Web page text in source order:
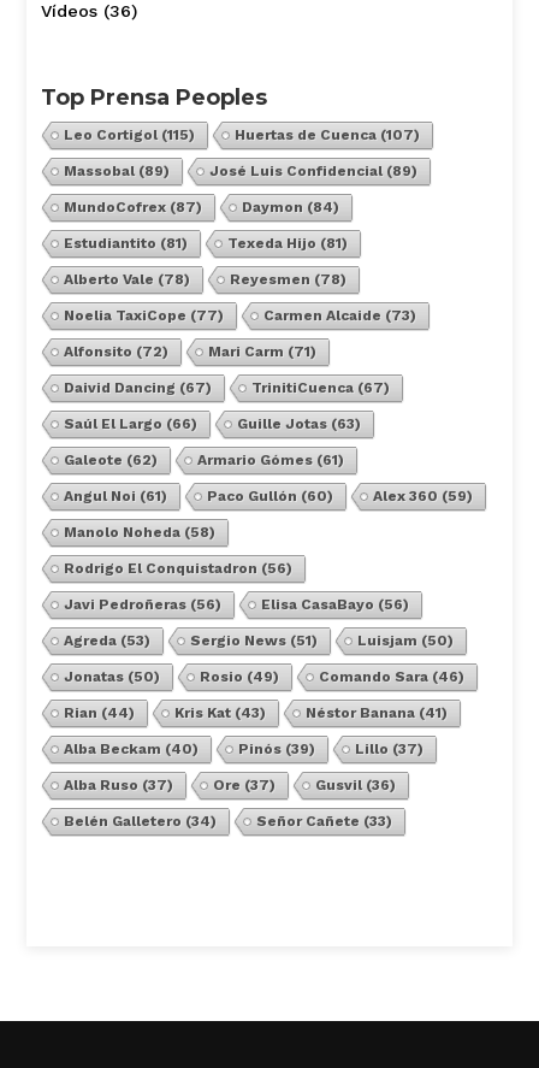
Vídeos(36)
Top Prensa Peoples
Leo Cortigol(115) Huertas de Cuenca(107)
Massobal(89) José Luis Confidencial(89)
MundoCofrex(87) Daymon (84)
Estudiantito (81) Texeda Hijo (81)
Alberto Vale (78) Reyesmen (78)
Noelia TaxiCope (77) Carmen Alcaide (73)
Alfonsito (72) Mari Carm (71)
Daivid Dancing (67) TrinitiCuenca(67)
Saúl El Largo (66) Guille Jotas(63)
Galeote (62) Armario Gómes(61)
Angul Noi (61) Paco Gullón (60) Alex 360 (59)
Manolo Noheda(58)
Rodrigo El Conquistadron (56)
Javi Pedroñeras(56) Elisa CasaBayo (56)
Agreda(53) Sergio News(51) Luisjam (50)
Jonatas(50) Rosio (49) Comando Sara(46)
Rian (44) Kris Kat(43) Néstor Banana(41)
Alba Beckam (40) Pinós(39) Lillo (37)
Alba Ruso (37) Ore (37) Gusvil(36)
Belén Galletero (34) Señor Cañete (33)